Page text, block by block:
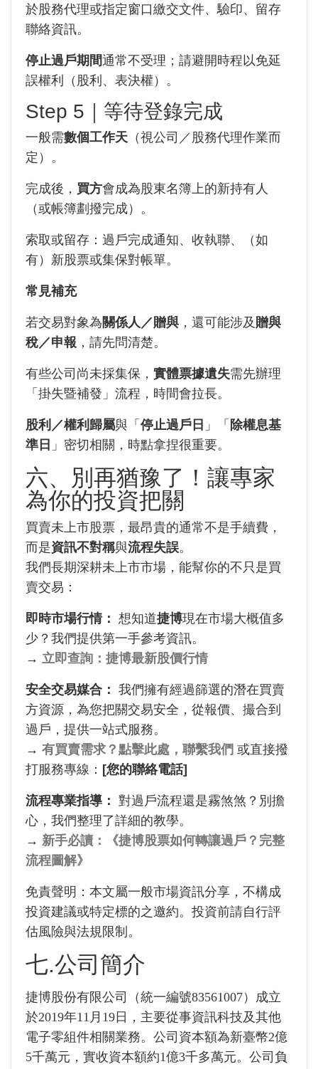
於股務代理或指定窗口繳交文件、驗印、留存
聯絡資訊。
停止過戶期間通常不受理；請避開時程以免延
誤權利（股利、表決權）。
Step 5｜等待登錄完成
一般需數個工作天 （視公司／股務代理作業而
定）。
完成後， 買方會成為股東名簿上的新持有人
（或帳簿劃撥完成）。
索取或留存：過戶完成通知、收執聯、（如
有）新股票或集保對帳單。
常見補充
若交易對象為關係人／贈與 ，還可能涉及 贈與
稅／申報 ，請先問清楚。
有些公司尚未採集保， 實體票據遺失需先辦理
「掛失暨補發」流程，時間會拉長。
股利／權利歸屬與「 停止過戶日 」「 除權息基
準日 」密切相關，時點拿捏很重要。
六、別再猶豫了！讓專家
為你的投資把關
買賣未上市股票，最昂貴的通常不是手續費，
而是資訊不對稱與流程失誤。
我們長期深耕未上市市場，能幫你的不只是買
賣交易：
即時市場行情： 想知道捷博現在市場大概值多
少？我們提供第一手參考資訊。
→ 立即查詢：捷博最新股價行情
安全交易媒合： 我們擁有經過篩選的潛在買賣
方資源，為您把關交易安全，從報價、撮合到
過戶，提供一站式服務。
→ 有買賣需求？點擊此處，聯繫我們 或直接撥
打服務專線： [您的聯絡電話]
流程專業指導： 對過戶流程還是霧煞煞？別擔
心，我們整理了詳細的教學。
→ 新手必讀：《捷博股票如何轉讓過戶？完整
流程圖解》
免責聲明：本文屬一般市場資訊分享，不構成
投資建議或特定標的之邀約。投資前請自行評
估風險與法規限制。
七.公司簡介
捷博股份有限公司（統一編號83561007）成立
於2019年11月19日，主要從事資訊科技及其他
電子零組件相關業務。公司資本額為新臺幣2億
5千萬元，實收資本額約1億3千多萬元。公司負